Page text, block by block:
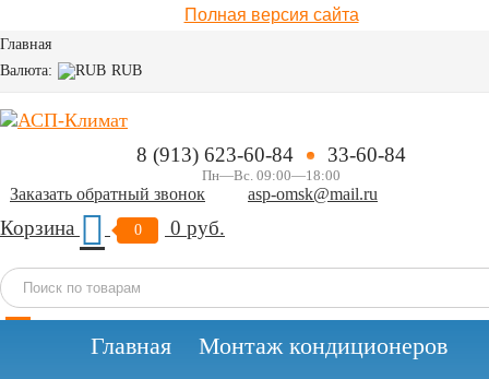
Полная версия сайта
Главная
Валюта:
RUB
8 (913) 623-60-84 33-60-84
Пн—Вс. 09:00—18:00
Заказать обратный звонок asp-omsk@mail.ru
Корзина 0 0 руб.
Главная
Монтаж кондиционеров